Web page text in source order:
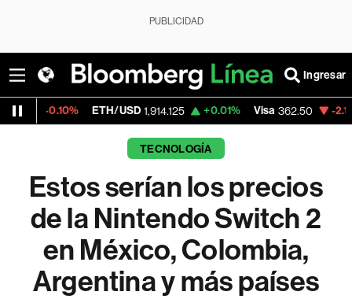
PUBLICIDAD
Ingresar
ETH/USD 1,914.125 +0.01% Visa 362.50 -2.15%
TECNOLOGÍA
Estos serían los precios
de la Nintendo Switch 2
en México, Colombia,
Argentina y más países